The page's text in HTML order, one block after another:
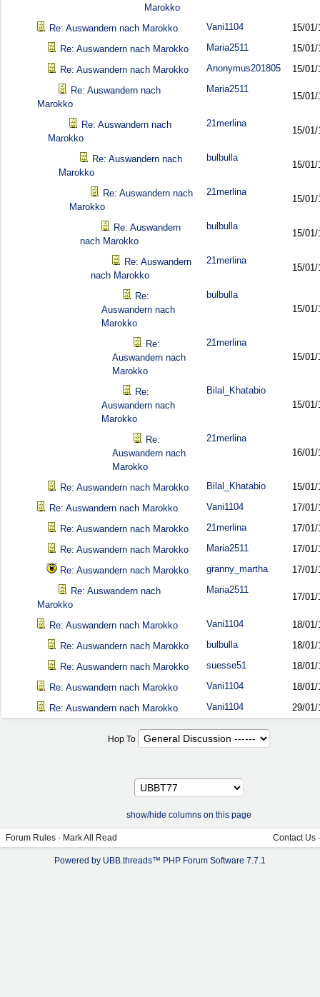
Marokko
Re: Auswandern nach Marokko Vani1104
15/01/
Re: Auswandern nach Marokko
Maria2511
15/01/
Re: Auswandern nach Marokko
Anonymus201805
15/01/
Re: Auswandern nach
Marokko
Maria2511
15/01/
Re: Auswandern nach
Marokko
21merlina
15/01/
Re: Auswandern nach
Marokko
bulbulla
15/01/
Re: Auswandern nach
Marokko
21merlina
15/01/
Re: Auswandern
nach Marokko
bulbulla
15/01/
Re: Auswandern
nach Marokko
21merlina
15/01/
Re:
Auswandern nach
Marokko
bulbulla
15/01/
Re:
Auswandern nach
Marokko
21merlina
15/01/
Re:
Auswandern nach
Marokko
Bilal_Khatabio
15/01/
Re:
Auswandern nach
Marokko
21merlina
16/01/
Re: Auswandern nach Marokko Bilal_Khatabio
15/01/
Re: Auswandern nach Marokko
Vani1104
17/01/
Re: Auswandern nach Marokko
21merlina
17/01/
Re: Auswandern nach Marokko
Maria2511
17/01/
Re: Auswandern nach Marokko
granny_martha
17/01/
Re: Auswandern nach
Marokko
Maria2511
17/01/
Re: Auswandern nach Marokko Vani1104
18/01/
Re: Auswandern nach Marokko
bulbulla
18/01/
Re: Auswandern nach Marokko
suesse51
18/01/
Re: Auswandern nach Marokko
Vani1104
18/01/
Re: Auswandern nach Marokko
Vani1104 29/01/
Hop To
show/hide columns on this page
Forum Rules · Mark All Read Contact Us
Powered by UBB.threads™ PHP Forum Software 7.7.1